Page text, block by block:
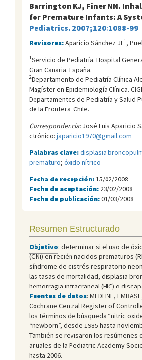
Barrington KJ, Finer NN.
for Premature Infants: A
Pediatrics. 2007;120:1088-99
Revisores:Aparicio Sánchez JL 1,
1Servicio de Pediatría. Hospital
Gran Canaria. España.
2Departamento de Pediatrí­a Clí­nica
Magí­ster en Epidemiologí­a Clí­nica.
Departamentos de Pediatrí­a y Salud
de la Frontera. Chile.
Correspondencia:José Luis Aparicio
ctrónico: japaricio1970@gmail.com
Palabras clave:displasia
prematuro; óxido nítrico
Fecha de recepción: 15/02/2008
Fecha de aceptación: 23/02/2008
Fecha de publicación:01/03/2008
Resumen Estructurado
Objetivo: determinar si el uso de
(ONi) en recién nacidos prematuros
síndrome de distrés respiratorio
las tasas de mortalidad, displasia
hemorragia intracraneal (HIC) o
Fuentes de datos: MEDLINE,
Cochrane Central Register of
los términos de búsqueda “nitric
“newborn”, desde 1985 hasta
También se revisaron los resúmenes
anuales de la Pediatric Academy
hasta 2006.